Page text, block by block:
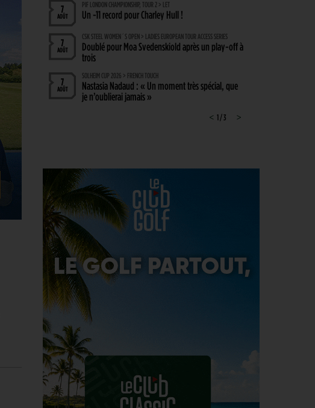
7
AOÛT
PIF LONDON CHAMPIONSHIP, TOUR 2 > LET
Un -11 record pour Charley Hull !
7
AOÛT
CSK STEEL WOMEN´S OPEN > LADIES EUROPEAN TOUR ACCESS SERIES
Doublé pour Moa Svedenskiold après un play-off à
trois
7
AOÛT
SOLHEIM CUP 2026 > FRENCH TOUCH
Nastasia Nadaud : « Un moment très spécial, que
je n’oublierai jamais »
AOÛT
dernier tournoi de la saison régulière
6
AOÛT
MATÉRIEL > MÉTAMORPHOSE
Michael Thorbjornsen : les secrets d’un sac qui a
changé de visage avant son premier succès sur le
PGA Tour
AOÛT
GUERRE DES CIRCUITS > QUESTIONS POUR DES CHAMPIONS
LIV Golf : Quel avenir pour Rahm et DeChambeau ?
AOÛT
PGA TOUR > DIVORCE
Le FedEx St. Jude Championship va perdre son
statut de tournoi XXL
AOÛT
DP WORLD TOUR > PLATEAU DE RÊVE
5
AOÛT
ENTRAÎNEMENT > ON M(&M)
Vidéo : un jeu pour égayer les entraînements de
vos enfants
5
AOÛT
LIV GOLF > NOUVELLE ÈRE
Le boss du LIV Golf confirme un accord de 250
< >
1 / 3